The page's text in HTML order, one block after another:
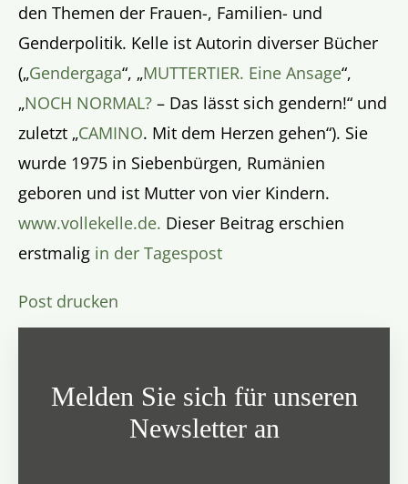
den Themen der Frauen-, Familien- und
Genderpolitik. Kelle ist Autorin diverser Bücher
(„Gendergaga“, „MUTTERTIER. Eine Ansage“,
„NOCH NORMAL? – Das lässt sich gendern!“ und
zuletzt „CAMINO. Mit dem Herzen gehen“). Sie
wurde 1975 in Siebenbürgen, Rumänien
geboren und ist Mutter von vier Kindern.
www.vollekelle.de. Dieser Beitrag erschien
erstmalig in der Tagespost
Post drucken
Melden Sie sich für unseren
Newsletter an